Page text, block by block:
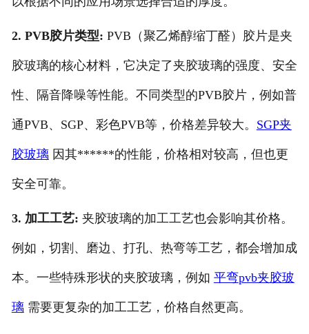
2. PVB胶片类型: PVB（聚乙烯醇缩丁醛）胶片是夹
胶玻璃的核心材料，它决定了夹胶玻璃的强度、安全
性、隔音降噪等性能。不同类型的PVB胶片，例如普
通PVB、SGP、彩色PVB等，价格差异较大。 SGP夹
胶玻璃因其******的性能，价格相对较高，但也更
安全可靠。
3. 加工工艺: 夹胶玻璃的加工工艺也会影响其价格。
例如，切割、磨边、打孔、热弯等工艺，都会增加成
本。一些特殊形状的夹胶玻璃，例如 平弯pvb夹胶玻
璃需要更复杂的加工工艺，价格自然更高。